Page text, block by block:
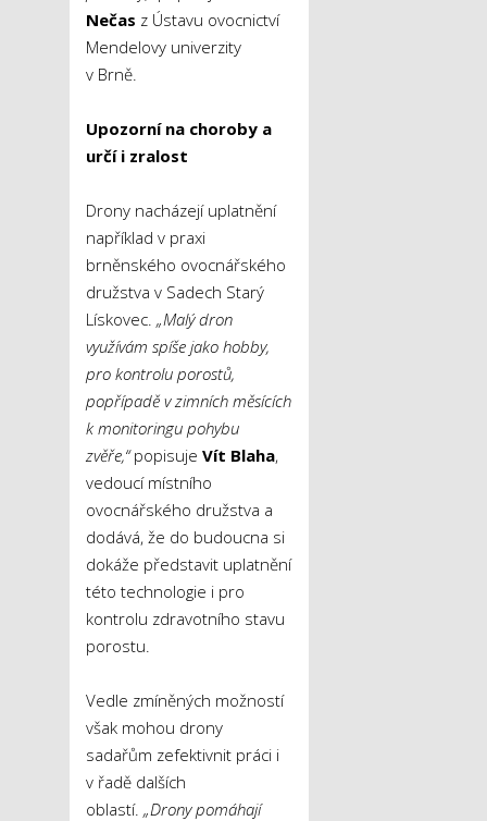
Nečas z Ústavu ovocnictví
Mendelovy univerzity
v Brně.
Upozorní na choroby a
určí i zralost
Drony nacházejí uplatnění
například v praxi
brněnského ovocnářského
družstva v Sadech Starý
Lískovec. „Malý dron
využívám spíše jako hobby,
pro kontrolu porostů,
popřípadě v zimních měsících
k monitoringu pohybu
zvěře,“popisuje Vít Blaha,
vedoucí místního
ovocnářského družstva a
dodává, že do budoucna si
dokáže představit uplatnění
této technologie i pro
kontrolu zdravotního stavu
porostu.
Vedle zmíněných možností
však mohou drony
sadařům zefektivnit práci i
v řadě dalších
oblastí. „Drony pomáhají